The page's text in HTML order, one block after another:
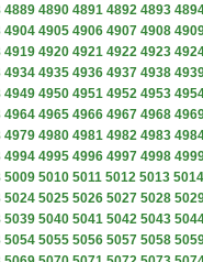
4889 4890 4891 4892 4893
4904 4905 4906 4907 4908
4919 4920 4921 4922 4923
4934 4935 4936 4937 4938
4949 4950 4951 4952 4953
4964 4965 4966 4967 4968
4979 4980 4981 4982 4983
4994 4995 4996 4997 4998
5009 5010 5011 5012 5013 5014
5024 5025 5026 5027 5028
5039 5040 5041 5042 5043
5054 5055 5056 5057 5058